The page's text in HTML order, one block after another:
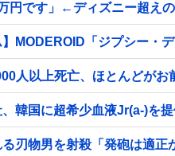
円です」←ディズニー超え
】MODEROID「ジプシー・
人以上死亡、ほとんどが
、韓国に超希少血液Jr(a-)を
刃物男を射殺「発砲は適正